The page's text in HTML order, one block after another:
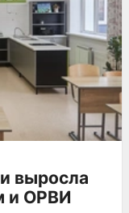
выросла
и ОРВИ